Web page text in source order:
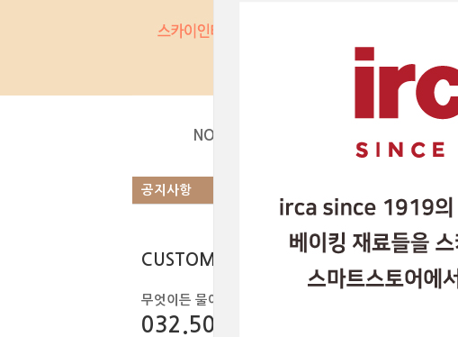
NOTICE
공지사항
CUSTOMER
무엇이든 물어보세요.
032.506.1979
스카이 인터내